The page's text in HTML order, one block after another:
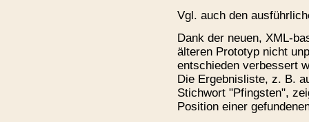
Vgl. auch den
Dank der neuen, XML-
älteren Prototyp nicht
entschieden verbessert
Die Ergebnisliste, z. B.
Stichwort "Pfingsten",
Position einer